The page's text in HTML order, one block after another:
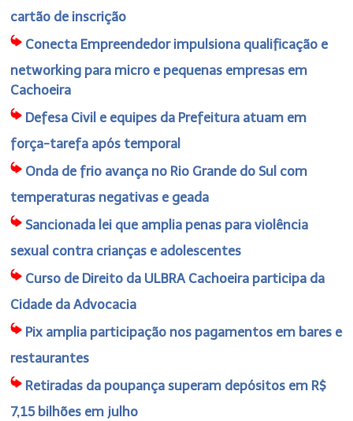
cartão de inscrição
Conecta Empreendedor impulsiona qualificação e
networking para micro e pequenas empresas em
Cachoeira
Defesa Civil e equipes da Prefeitura atuam em
força-tarefa após temporal
Onda de frio avança no Rio Grande do Sul com
temperaturas negativas e geada
Sancionada lei que amplia penas para violência
sexual contra crianças e adolescentes
Curso de Direito da ULBRA Cachoeira participa da
Cidade da Advocacia
Pix amplia participação nos pagamentos em bares e
restaurantes
Retiradas da poupança superam depósitos em R$
7,15 bilhões em julho